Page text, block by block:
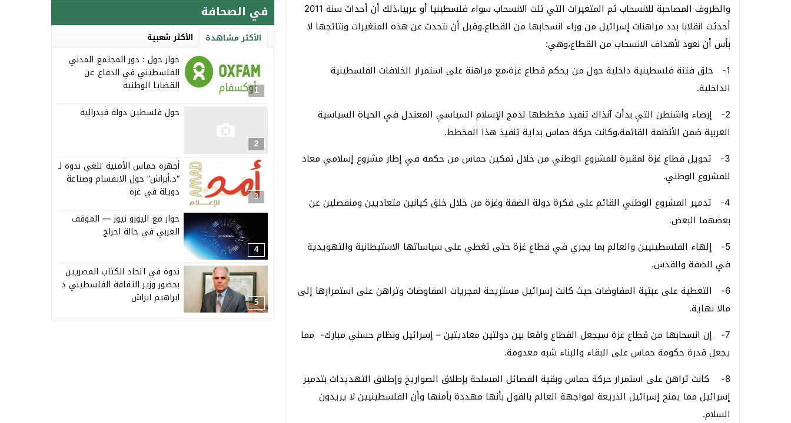
والظروف المصاحبة للانسحاب ثم المتغيرات التي تلت الانسحاب سواء فلسطينيا أو عربيا،ذلك أن أحداث سنة 2011
أحدثت انقلابا بدد مراهنات إسرائيل من وراء انسحابها من القطاع.وقبل أن نتحدث عن هذه المتغيرات ونتائجها لا
بأس أن نعود لأهداف الانسحاب من القطاع،وهي:
1- خلق فتنة فلسطينية داخلية حول من يحكم قطاع غزة،مع مراهنة على استمرار الخلافات الفلسطينية
الداخلية.
2- إرضاء واشنطن التي بدأت آنذاك تنفيذ مخططها لدمج الإسلام السياسي المعتدل في الحياة السياسية
العربية ضمن الأنظمة القائمة،وكانت حركة حماس بداية تنفيذ هذا المخطط.
3- تحويل قطاع غزة لمقبرة للمشروع الوطني من خلال تمكين حماس من حكمه في إطار مشروع إسلامي معاد
للمشروع الوطني.
4- تدمير المشروع الوطني القائم على فكرة دولة الضفة وغزة من خلال خلق كيانين متعاديين ومنفصلين عن
بعضهما البعض.
5- إلهاء الفلسطينيين والعالم بما يجري في قطاع غزة حتى تغطي على سياساتها الاستيطانية والتهويدية
في الضفة والقدس.
6- التغطية على عبثية المفاوضات حيث كانت إسرائيل مستريحة لمجريات المفاوضات وتراهن على استمرارها إلى
مالا نهاية.
7- إن انسحابها من قطاع غزة سيجعل القطاع واقعا بين دولتين معاديتين – إسرائيل ونظام حسني مبارك- مما
يجعل قدرة حكومة حماس على البقاء والبناء شبه معدومة.
8- كانت تراهن على استمرار حركة حماس وبقية الفصائل المسلحة بإطلاق الصواريخ وإطلاق التهديدات بتدمير
إسرائيل مما يمنح إسرائيل الذريعة لمواجهة العالم بالقول بأنها مهددة بأمنها وأن الفلسطينيين لا يريدون
السلام.
في الصحافة
الأكثر مشاهدة الأكثر شعبية
1
حوار حول : دور المجتمع المدني
الفلسطيني في الدفاع عن
القضايا الوطنية
2
حول فلسطين دولة فيدرالية
3
أجهزة حماس الأمنية تلغي ندوة لـ
“د.أبراش” حول الانقسام وصناعة
دويلة في غزة
4
حوار مع اليورو نيوز — الموقف
العربي في حالة احراج
5
ندوة في اتحاد الكتاب المصريين
بحضور وزير الثقافة الفلسطيني د
ابراهيم ابراش